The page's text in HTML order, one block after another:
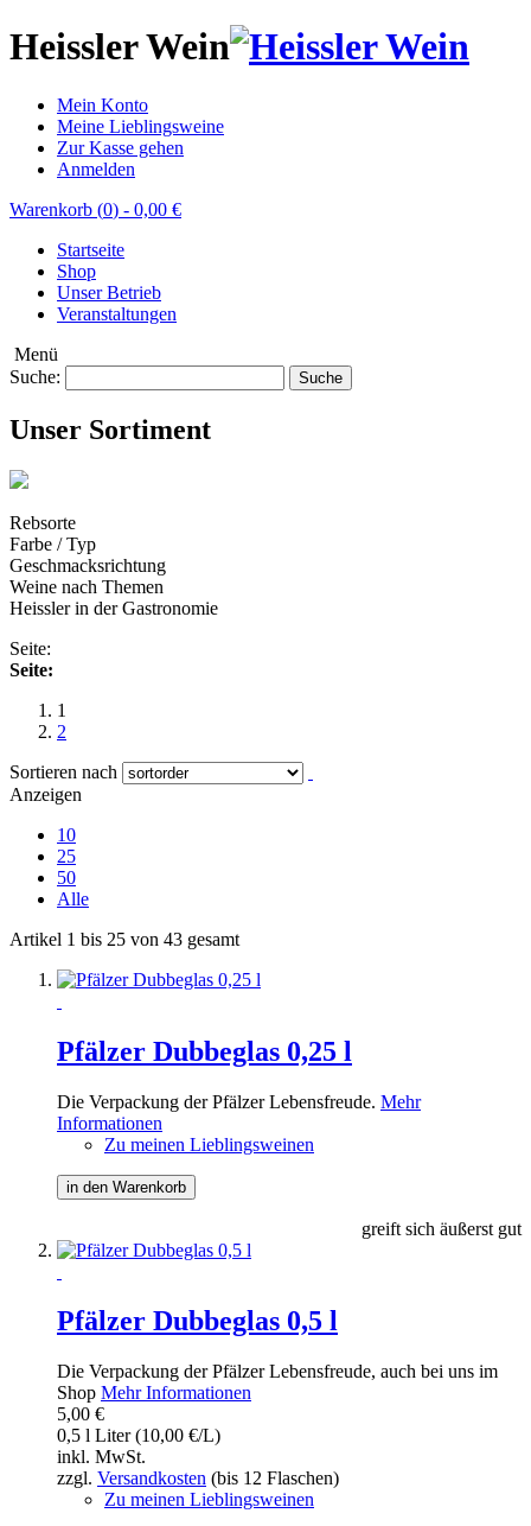
Heissler Wein
Mein Konto
Meine Lieblingsweine
Zur Kasse gehen
Anmelden
Warenkorb (0) - 0,00 €
Startseite
Shop
Unser Betrieb
Veranstaltungen
Menü
Suche:
Suche
Unser Sortiment
Rebsorte
Farbe / Typ
Geschmacksrichtung
Weine nach Themen
Heissler in der Gastronomie
Seite:
Seite:
1
2
Sortieren nach
Anzeigen
10
25
50
Alle
Artikel 1 bis 25 von 43 gesamt
Pfälzer Dubbeglas 0,25 l
Die Verpackung der Pfälzer Lebensfreude. Mehr
Informationen
Zu meinen Lieblingsweinen
in den Warenkorb
greift sich äußerst gut
Pfälzer Dubbeglas 0,5 l
Die Verpackung der Pfälzer Lebensfreude, auch bei uns im
Shop Mehr Informationen
5,00 €
0,5 l Liter (10,00 €/L)
inkl. MwSt.
zzgl. Versandkosten (bis 12 Flaschen)
Zu meinen Lieblingsweinen